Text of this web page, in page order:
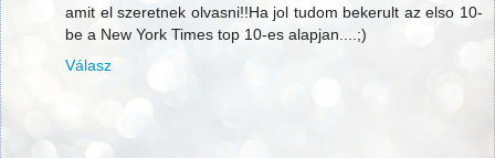
amit el szeretnek olvasni!!Ha jol tudom bekerult az elso 10-
be a New York Times top 10-es alapjan....;)
Válasz